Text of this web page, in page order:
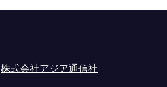
株式会社アジア通信社